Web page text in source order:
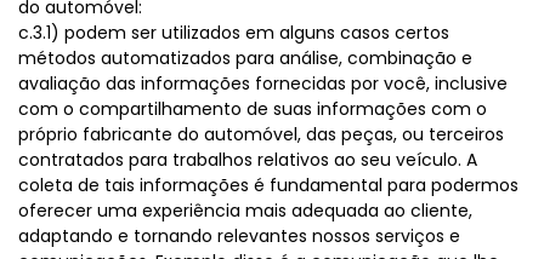
do automóvel:
c.3.1) podem ser utilizados em alguns casos certos
métodos automatizados para análise, combinação e
avaliação das informações fornecidas por você, inclusive
com o compartilhamento de suas informações com o
próprio fabricante do automóvel, das peças, ou terceiros
contratados para trabalhos relativos ao seu veículo. A
coleta de tais informações é fundamental para podermos
oferecer uma experiência mais adequada ao cliente,
adaptando e tornando relevantes nossos serviços e